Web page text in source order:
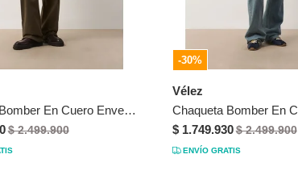
Chaqueta Bomber En Cuero Envejecido Para Hombre Chaqueta Bomber En Cuero Envejecido Para Hombre Verde XXL VÉLEZ
$ 2.499.900
-30%
Vélez
$ 1.749.930$ 2.499.900
ENVÍO GRATIS